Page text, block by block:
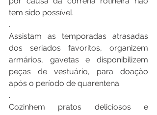
tem sido possível.
.
Assistam as temporadas atrasadas
dos seriados favoritos, organizem
armários, gavetas e disponibilizem
peças de vestuário, para doação
após o período de quarentena.
.
Cozinhem pratos deliciosos e